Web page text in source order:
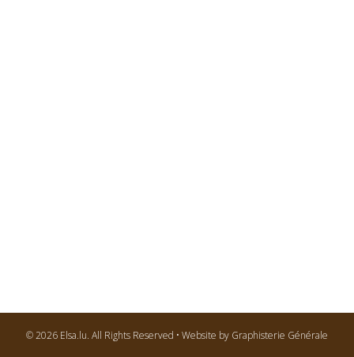
© 2026 Elsa.lu. All Rights Reserved • Website by Graphisterie Générale